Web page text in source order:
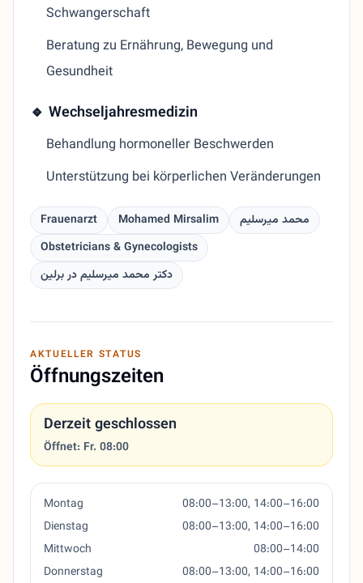
Schwangerschaft
Beratung zu Ernährung, Bewegung und
Gesundheit
🔹 Wechseljahresmedizin
Behandlung hormoneller Beschwerden
Unterstützung bei körperlichen Veränderungen
Frauenarzt Mohamed Mirsalim
محمد میرسلیم
Obstetricians & Gynecologists
دکتر محمد میرسلیم در برلین
AKTUELLER STATUS
Öffnungszeiten
Derzeit geschlossen
Öffnet: Fr. 08:00
Montag
08:00–13:00, 14:00–16:00
Dienstag
08:00–13:00, 14:00–16:00
Mittwoch
08:00–14:00
Donnerstag
08:00–13:00, 14:00–16:00